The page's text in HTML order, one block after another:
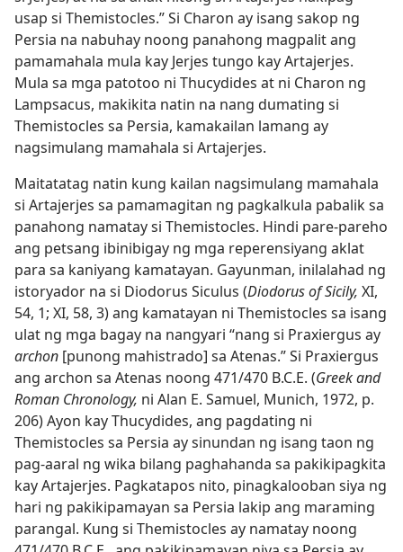
usap si Themistocles.” Si Charon ay isang sakop ng
Persia na nabuhay noong panahong magpalit ang
pamamahala mula kay Jerjes tungo kay Artajerjes.
Mula sa mga patotoo ni Thucydides at ni Charon ng
Lampsacus, makikita natin na nang dumating si
Themistocles sa Persia, kamakailan lamang ay
nagsimulang mamahala si Artajerjes.
Maitatatag natin kung kailan nagsimulang mamahala
si Artajerjes sa pamamagitan ng pagkalkula pabalik sa
panahong namatay si Themistocles. Hindi pare-pareho
ang petsang ibinibigay ng mga reperensiyang aklat
para sa kaniyang kamatayan. Gayunman, inilalahad ng
istoryador na si Diodorus Siculus (Diodorus of Sicily, XI,
54, 1; XI, 58, 3) ang kamatayan ni Themistocles sa isang
ulat ng mga bagay na nangyari “nang si Praxiergus ay
archon [punong mahistrado] sa Atenas.” Si Praxiergus
ang archon sa Atenas noong 471/470 B.C.E. (Greek and
Roman Chronology, ni Alan E. Samuel, Munich, 1972, p.
206) Ayon kay Thucydides, ang pagdating ni
Themistocles sa Persia ay sinundan ng isang taon ng
pag-aaral ng wika bilang paghahanda sa pakikipagkita
kay Artajerjes. Pagkatapos nito, pinagkalooban siya ng
hari ng pakikipamayan sa Persia lakip ang maraming
parangal. Kung si Themistocles ay namatay noong